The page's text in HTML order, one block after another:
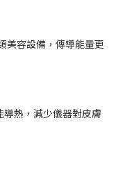
美容設備，傳導能量更
熱，減少儀器對皮膚